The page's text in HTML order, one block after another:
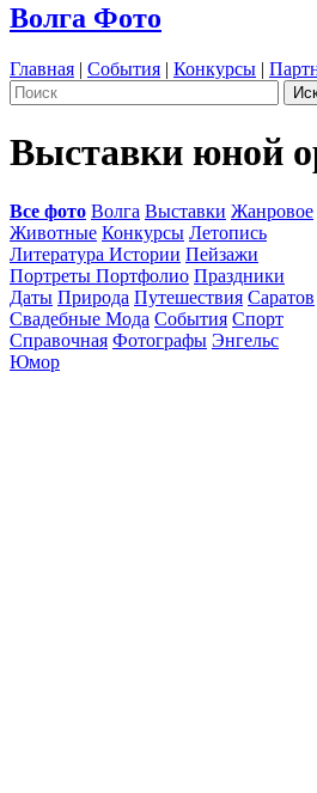
Волга Фото
Главная | События | Конкурсы |
Выставки юной
Все фото Волга Выставки Жанровое
Животные Конкурсы Летопись
Литература Истории Пейзажи
Портреты Портфолио Праздники
Даты Природа Путешествия Саратов
Свадебные Мода События Спорт
Справочная Фотографы Энгельс
Юмор